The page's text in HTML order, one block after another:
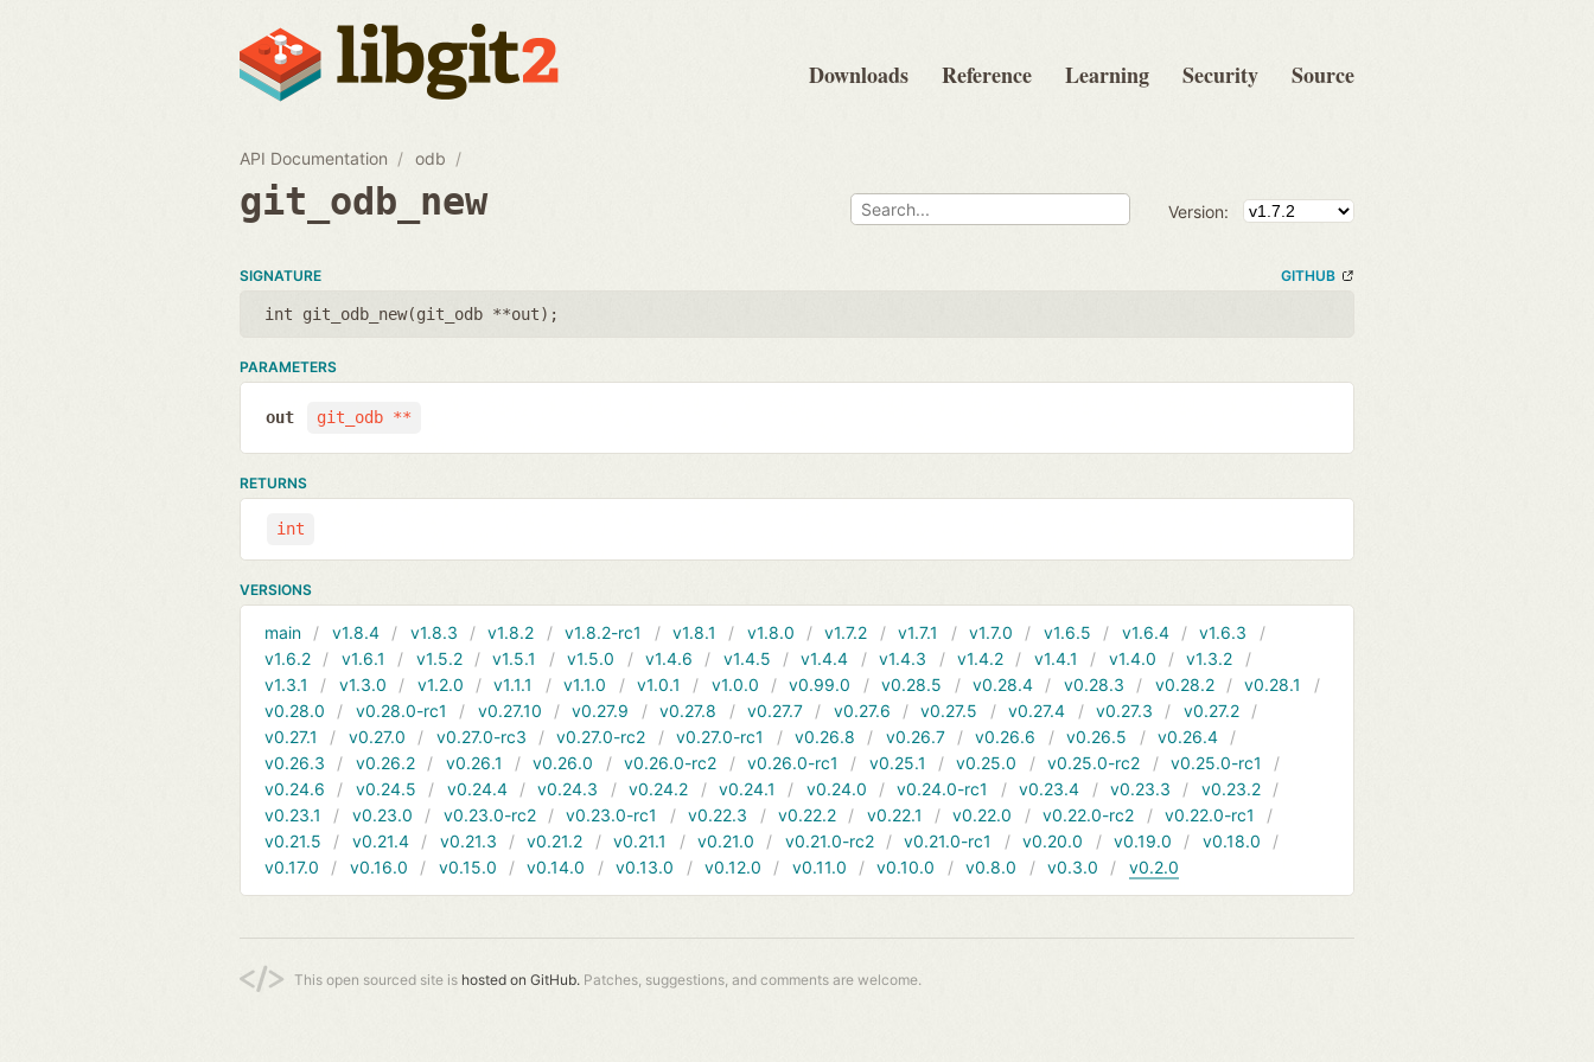
Downloads Reference Learning Security Source
API Documentation odb
git_odb_new Version:
SIGNATURE GITHUB
int git_odb_new(git_odb **out);
PARAMETERS
git_odb **
out
RETURNS
int
VERSIONS
main v1.8.4 v1.8.3 v1.8.2 v1.8.2-rc1 v1.8.1 v1.8.0 v1.7.2 v1.7.1 v1.7.0 v1.6.5 v1.6.4
v1.6.3
v1.6.2
v1.6.1 v1.5.2 v1.5.1 v1.5.0 v1.4.6 v1.4.5 v1.4.4 v1.4.3 v1.4.2 v1.4.1 v1.4.0
v1.3.2
v1.3.1
v1.3.0 v1.2.0 v1.1.1 v1.1.0 v1.0.1 v1.0.0 v0.99.0 v0.28.5 v0.28.4 v0.28.3 v0.28.2
v0.28.1
v0.28.0
v0.28.0-rc1 v0.27.10 v0.27.9 v0.27.8 v0.27.7 v0.27.6 v0.27.5 v0.27.4 v0.27.3
v0.27.2
v0.27.1
v0.27.0 v0.27.0-rc3 v0.27.0-rc2 v0.27.0-rc1 v0.26.8 v0.26.7 v0.26.6 v0.26.5
v0.26.4
v0.26.3
v0.26.2 v0.26.1 v0.26.0 v0.26.0-rc2 v0.26.0-rc1 v0.25.1 v0.25.0 v0.25.0-rc2
v0.25.0-rc1
v0.24.6
v0.24.5 v0.24.4 v0.24.3 v0.24.2 v0.24.1 v0.24.0 v0.24.0-rc1 v0.23.4 v0.23.3
v0.23.2
v0.23.1
v0.23.0 v0.23.0-rc2 v0.23.0-rc1 v0.22.3 v0.22.2 v0.22.1 v0.22.0 v0.22.0-rc2
v0.22.0-rc1
v0.21.5
v0.21.4 v0.21.3 v0.21.2 v0.21.1 v0.21.0 v0.21.0-rc2 v0.21.0-rc1 v0.20.0 v0.19.0
v0.18.0
v0.17.0
v0.16.0 v0.15.0 v0.14.0 v0.13.0 v0.12.0 v0.11.0 v0.10.0 v0.8.0 v0.3.0 v0.2.0
This open sourced site is hosted on GitHub. Patches, suggestions, and comments are welcome.